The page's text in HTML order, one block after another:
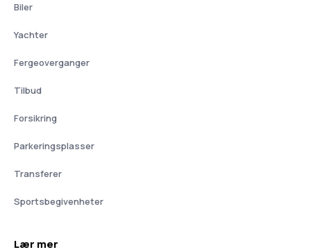
Biler
Yachter
Fergeoverganger
Tilbud
Forsikring
Parkeringsplasser
Transferer
Sportsbegivenheter
Lær mer